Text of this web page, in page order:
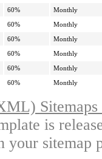
60%
Monthly
60%
Monthly
60%
Monthly
60%
Monthly
60%
Monthly
60% Monthly
is
your sitemap